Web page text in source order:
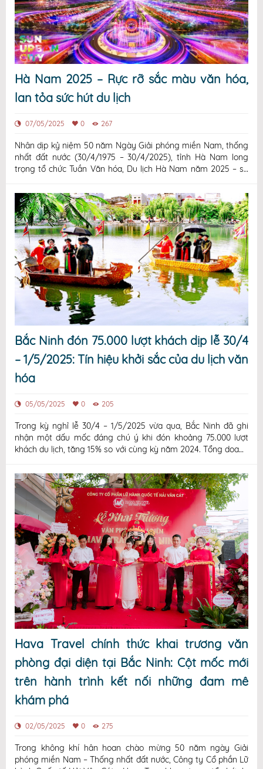
Hà Nam 2025 – Rực rỡ sắc màu văn hóa,
lan tỏa sức hút du lịch
07/05/2025 0 267
Nhân dịp kỷ niệm 50 năm Ngày Giải phóng miền Nam, thống
nhất đất nước (30/4/1975 – 30/4/2025), tỉnh Hà Nam long
trọng tổ chức Tuần Văn hóa, Du lịch Hà Nam năm 2025 – sự
“Hà Nam ".
Bắc Ninh đón 75.000 lượt khách dịp lễ 30/4
– 1/5/2025: Tín hiệu khởi sắc của du lịch văn
hóa
05/05/2025 0 205
Trong kỳ nghỉ lễ 30/4 – 1/5/2025 vừa qua, Bắc Ninh đã ghi
nhận một dấu mốc đáng chú ý khi đón khoảng 75.000 lượt
khách du lịch, tăng 15% so với cùng kỳ năm 2024. Tổng doanh
đồng, cho thấy sức hút ngày càng lớn của vùng đất Kinh Bắc
đối với
Hava Travel chính thức khai trương văn
phòng đại diện tại Bắc Ninh: Cột mốc mới
trên hành trình kết nối những đam mê
khám phá
02/05/2025 0 275
Trong không khí hân hoan chào mừng 50 năm ngày Giải
phóng miền Nam – Thống nhất đất nước, Công ty Cổ phần Lữ